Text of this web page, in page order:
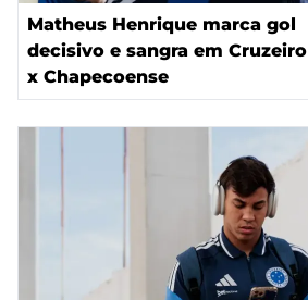
Matheus Henrique marca gol
decisivo e sangra em Cruzeiro
x Chapecoense